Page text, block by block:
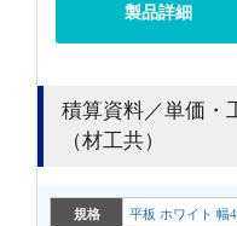
製品詳細
積算資料／単価・
（材工共）
規格 平板 ホワイト 幅